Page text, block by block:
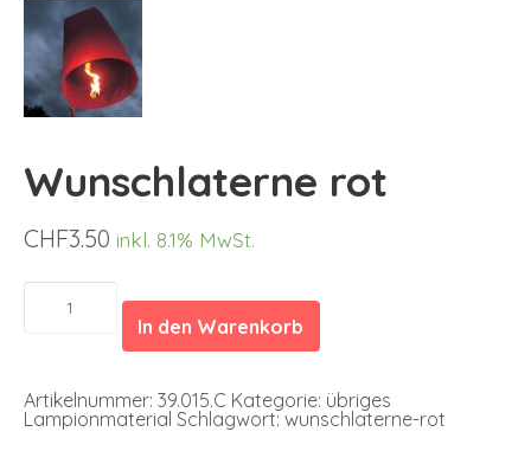
Wunschlaterne rot
CHF3.50 inkl. 8.1% MwSt.
Wunschlaterne
Menge
In den Warenkorb
Artikelnummer: 39.015.C Kategorie: übriges
Lampionmaterial Schlagwort: wunschlaterne-rot